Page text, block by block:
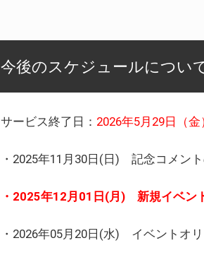
今後のスケジュールについ
サービス終了日： 2026年5月29日（金
・2025年11月30日(日) 記念コメン
・2025年12月01日(月) 新規イベン
・2026年05月20日(水) イベントオ